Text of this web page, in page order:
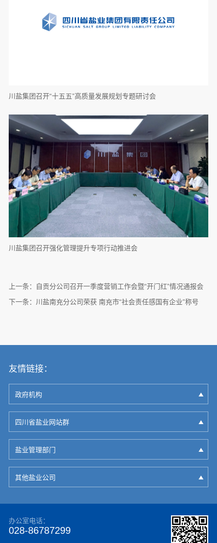
川盐集团召开“十五五”高质量发展规划专题研讨会
川盐集团召开强化管理提升专项行动推进会
上一条：
自贡分公司召开一季度营销工作会暨“开门红”情况通报会
下一条： 川盐南充分公司荣获 南充市“社会责任感国有企业”称号
友情链接：
政府机构
四川省盐业网站群
盐业管理部门
其他盐业公司
办公室电话：
028-86787299